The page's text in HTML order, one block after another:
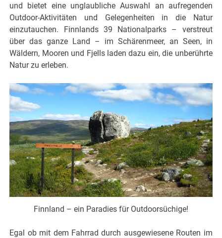
und bietet eine unglaubliche Auswahl an aufregenden
Outdoor-Aktivitäten und Gelegenheiten in die Natur
einzutauchen. Finnlands 39 Nationalparks – verstreut
über das ganze Land – im Schärenmeer, an Seen, in
Wäldern, Mooren und Fjells laden dazu ein, die unberührte
Natur zu erleben.
Finnland – ein Paradies für Outdoorsüchige!
Egal ob mit dem Fahrrad durch ausgewiesene Routen im